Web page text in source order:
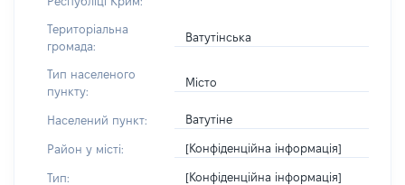
Територіальна
громада:
Ватутінська
Тип населеного
пункту:
Місто
Населений пункт: Ватутіне
Район у місті: [Конфіденційна інформація]
Тип: [Конфіденційна інформація]